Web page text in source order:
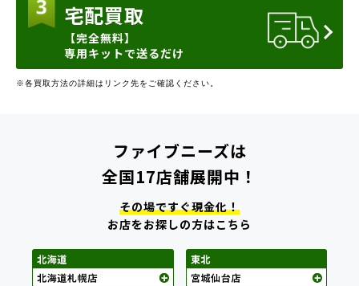
宅配買取
【完全無料】
専用キットで送るだけ
※各買取方法の詳細はリンク先をご確認ください。
ファイブニーズは
全国17店舗展開中！
その場ですぐ現金化！
お店をお探しの方はこちら